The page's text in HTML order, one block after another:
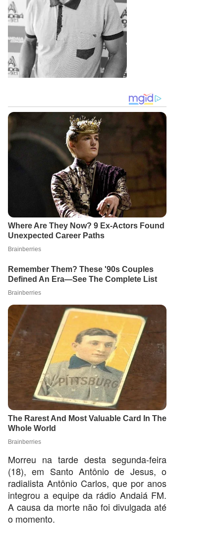
Morreu na tarde desta segunda-feira
(18), em Santo Antônio de Jesus, o
radialista Antônio Carlos, que por anos
integrou a equipe da rádio Andaiá FM.
A causa da morte não foi divulgada até
o momento.